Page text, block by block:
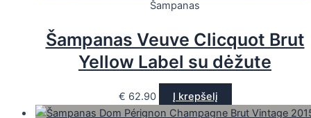
Šampanas
Šampanas Veuve Clicquot Brut
Yellow Label su dėžute
€ 62.90 Į krepšelį